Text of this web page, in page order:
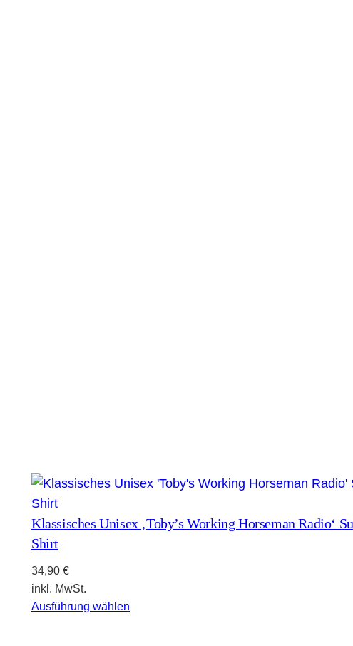
Klassisches Unisex ‚Toby’s Working Horseman Radio‘
Shirt
34,90 €
inkl. MwSt.
Ausführung wählen